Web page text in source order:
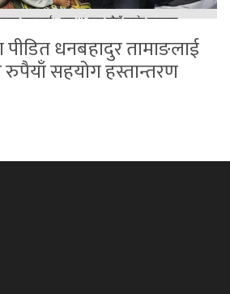
पीडित धनबहादुर तामाङलाई
सहयोग हस्तान्तरण